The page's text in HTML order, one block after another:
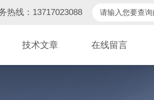
热线：13717023088
技术文章 在线留言